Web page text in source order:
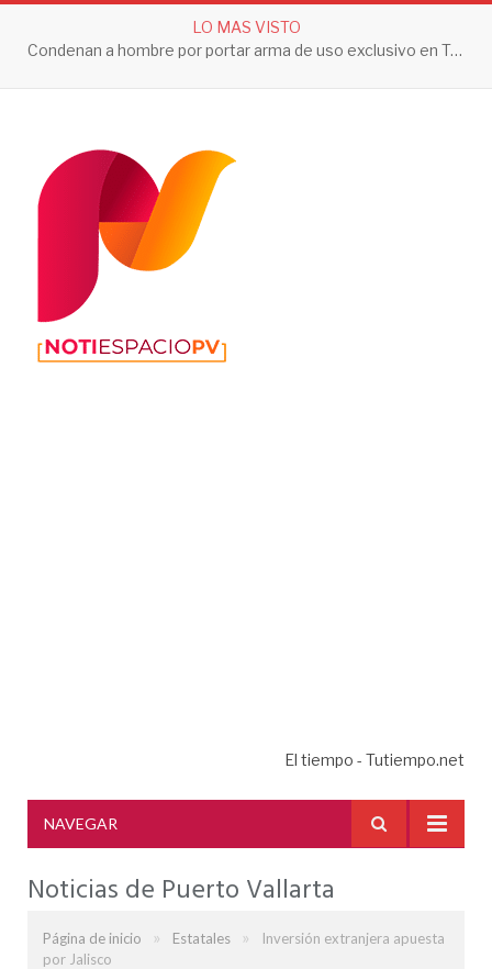
LO MAS VISTO
Condenan a hombre por portar arma de uso exclusivo en Tepic
El tiempo - Tutiempo.net
NAVEGAR
Noticias de Puerto Vallarta
Página de inicio » Estatales »
Inversión extranjera apuesta
por Jalisco